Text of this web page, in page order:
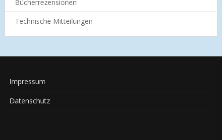
Bücherrezensionen
Technische Mitteilungen
Impressum
Datenschutz